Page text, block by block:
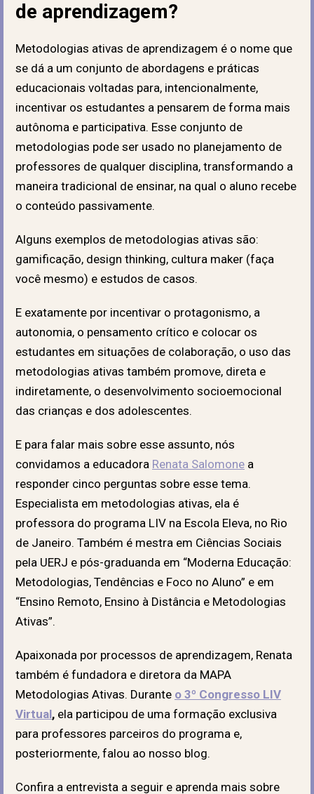
de aprendizagem?
Metodologias ativas de aprendizagem é o nome que
se dá a um conjunto de abordagens e práticas
educacionais voltadas para, intencionalmente,
incentivar os estudantes a pensarem de forma mais
autônoma e participativa. Esse conjunto de
metodologias pode ser usado no planejamento de
professores de qualquer disciplina, transformando a
maneira tradicional de ensinar, na qual o aluno recebe
o conteúdo passivamente.
Alguns exemplos de metodologias ativas são:
gamificação, design thinking, cultura maker (faça
você mesmo) e estudos de casos.
E exatamente por incentivar o protagonismo, a
autonomia, o pensamento crítico e colocar os
estudantes em situações de colaboração, o uso das
metodologias ativas também promove, direta e
indiretamente, o desenvolvimento socioemocional
das crianças e dos adolescentes.
E para falar mais sobre esse assunto, nós
convidamos a educadora Renata Salomone a
responder cinco perguntas sobre esse tema.
Especialista em metodologias ativas, ela é
professora do programa LIV na Escola Eleva, no Rio
de Janeiro. Também é mestra em Ciências Sociais
pela UERJ e pós-graduanda em “Moderna Educação:
Metodologias, Tendências e Foco no Aluno” e em
“Ensino Remoto, Ensino à Distância e Metodologias
Ativas”.
Apaixonada por processos de aprendizagem, Renata
também é fundadora e diretora da MAPA
Metodologias Ativas. Durante o 3º Congresso LIV
Virtual, ela participou de uma formação exclusiva
para professores parceiros do programa e,
posteriormente, falou ao nosso blog.
Confira a entrevista a seguir e aprenda mais sobre